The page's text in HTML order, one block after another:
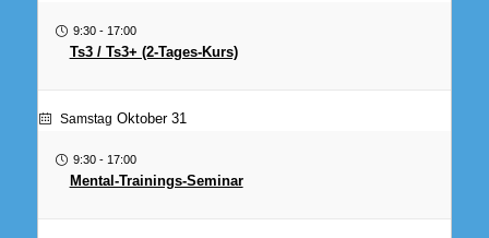
9:30- 17:00
Ts3 / Ts3+ (2-Tages-Kurs)
Samstag Oktober 31
9:30- 17:00
Mental-Trainings-Seminar